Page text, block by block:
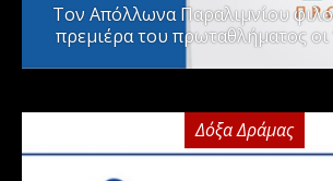
Τον Απόλλωνα Παραλιμνίου
πρεμιέρα του πρωταθλήματος οι
Δόξα Δράμας